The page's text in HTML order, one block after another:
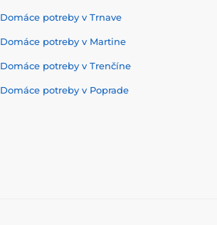
Domáce potreby v Trnave
Domáce potreby v Martine
Domáce potreby v Trenčíne
Domáce potreby v Poprade